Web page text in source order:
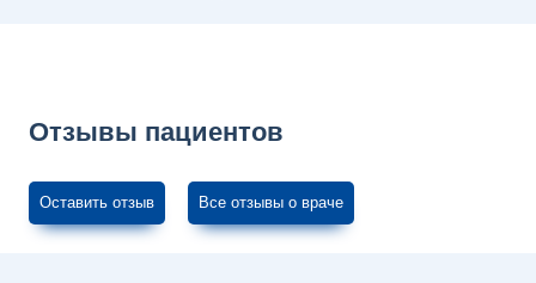
Отзывы пациентов
Оставить отзыв Все отзывы о враче